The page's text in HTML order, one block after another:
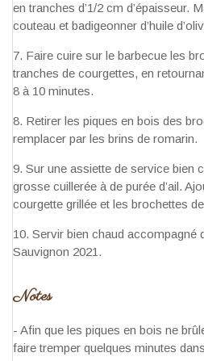
en tranches d’1/2 cm d’épaisseur.
couteau et badigeonner d’huile
Faire cuire sur le barbecue les
tranches de courgettes, en
8 à 10 minutes.
Retirer les piques en bois des
remplacer par les brins de romarin.
Sur une assiette de service bien
grosse cuillerée à de purée d’ail.
courgette grillée et les brochettes
Servir bien chaud accompagné
Sauvignon 2021.
Notes
- Afin que les piques en bois ne
faire tremper quelques minutes